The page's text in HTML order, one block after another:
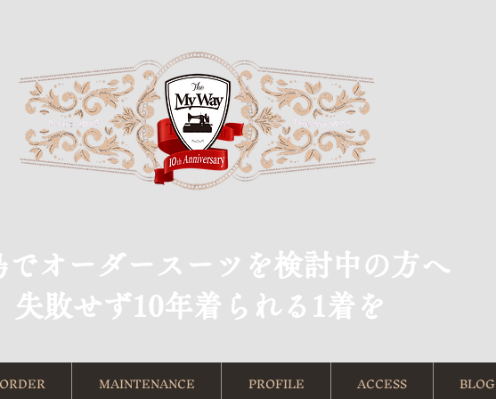
でオーダースーツを検討中の方へ
​失敗せず10年着られる1着を
ORDER MAINTENANCE PROFILE ACCESS BLOG